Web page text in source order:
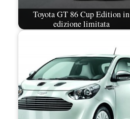
Toyota GT 86 Cup Edition in
edizione limitata